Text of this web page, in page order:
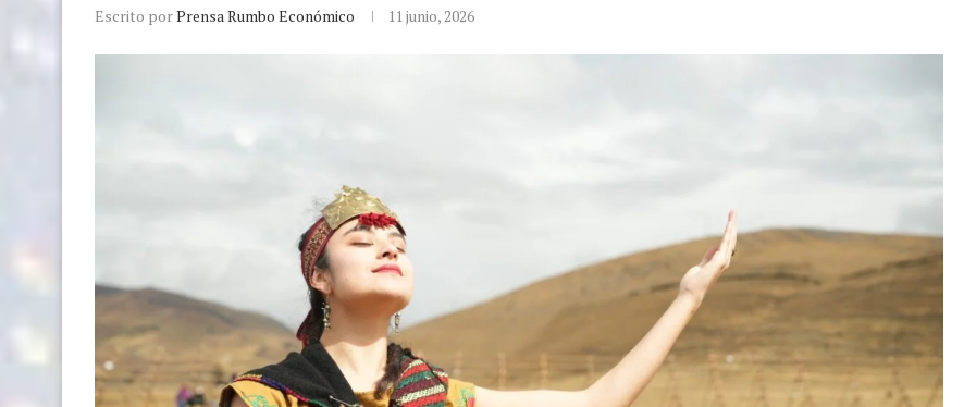
Escrito porPrensa Rumbo Económico 11 junio, 2026